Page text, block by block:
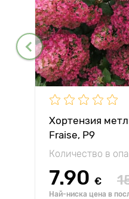
Хортензия
Fraise, P9
Количество в
7.90 €
Най-ниска цена в